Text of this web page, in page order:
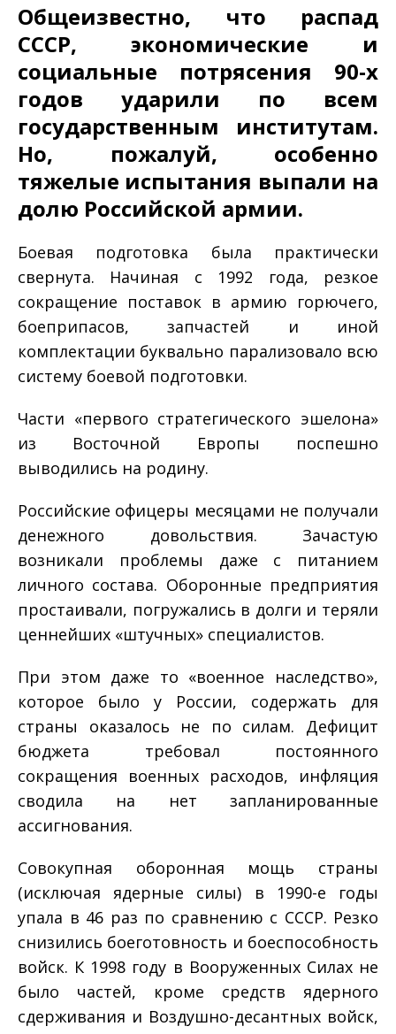
Общеизвестно, что распад
СССР, экономические и
социальные потрясения 90-­х
годов ударили по всем
государственным институтам.
Но, пожалуй, особенно
тяжелые испытания выпали на
долю Российской армии.
Боевая подготовка была практически
свернута. Начиная с 1992 года, резкое
сокращение поставок в армию горючего,
боеприпасов, запчастей и иной
комплектации буквально парализовало всю
систему боевой подготовки.
Части «первого стратегического эшелона»
из Восточной Европы поспешно
выводились на родину.
Российские офицеры месяцами не получали
денежного довольствия. Зачастую
возникали проблемы даже с питанием
личного состава. Оборонные предприятия
простаивали, погружались в долги и теряли
ценнейших «штучных» специалистов.
При этом даже то «военное наследство»,
которое было у России, содержать для
страны оказалось не по силам. Дефицит
бюджета требовал постоянного
сокращения военных расходов, инфляция
сводила на нет запланированные
ассигнования.
Совокупная оборонная мощь страны
(исключая ядерные силы) в 1990­-е годы
упала в 4­6 раз по сравнению с СССР. Резко
снизились боеготовность и боеспособность
войск. К 1998 году в Вооруженных Силах не
было частей, кроме средств ядерного
сдерживания и Воздушно-­десантных войск,